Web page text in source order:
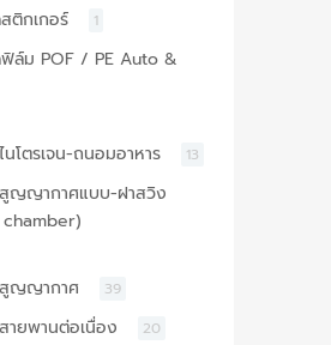
ติกเกอร์ 1
ล์ม POF / PE Auto &
นโตรเจน-ถนอมอาหาร 13
สูญญากาศแบบ-ฝาสวิง
สูญญากาศ 39
ายพานต่อเนื่อง 20